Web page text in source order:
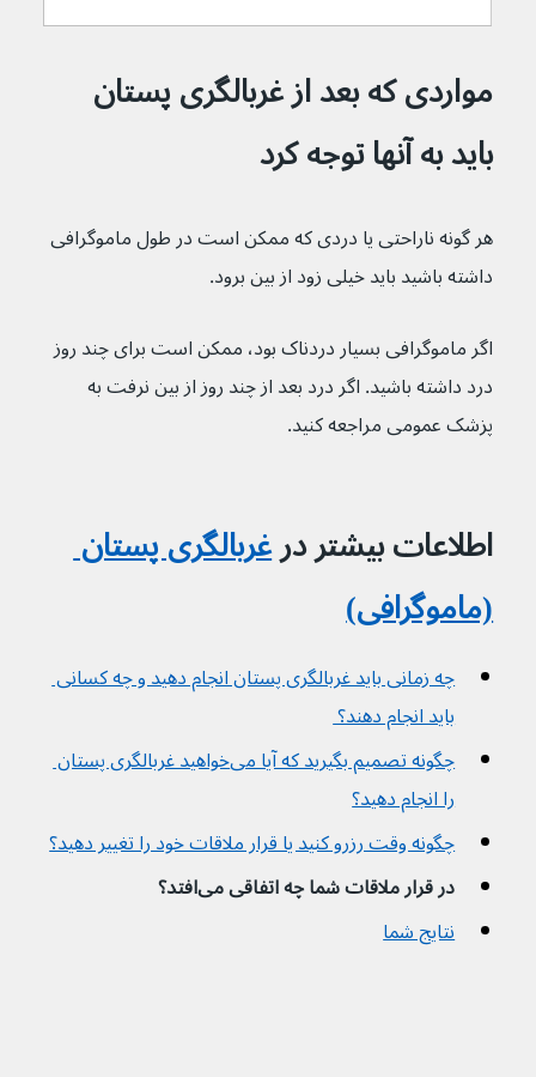
مواردی که بعد از غربالگری پستان
باید به آنها توجه کرد
هر گونه ناراحتی یا دردی که ممکن است در طول ماموگرافی
داشته باشید باید خیلی زود از بین برود.
اگر ماموگرافی بسیار دردناک بود، ممکن است برای چند روز
درد داشته باشید. اگر درد بعد از چند روز از بین نرفت به
پزشک عمومی مراجعه کنید.
اطلاعات بیشتر در غربالگری پستان
(ماموگرافی)
چه زمانی باید غربالگری پستان انجام دهید و چه کسانی
باید انجام دهند؟
چگونه تصمیم بگیرید که آیا می‌خواهید غربالگری پستان
را انجام دهید؟
چگونه وقت رزرو کنید یا قرار ملاقات خود را تغییر دهید؟
در قرار ملاقات شما چه اتفاقی می‌افتد؟
نتایج شما